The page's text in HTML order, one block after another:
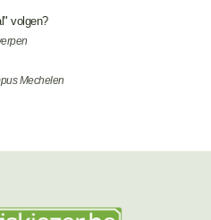
volgen?
Mechelen